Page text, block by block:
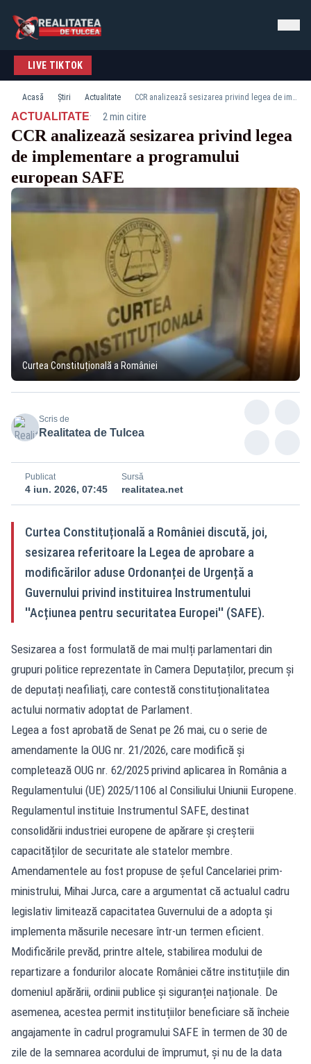
LIVE TIKTOK
Acasă Știri Actualitate CCR analizează sesizarea privind legea de implementare a programului european SAFE
ACTUALITATE· 2 min citire
CCR analizează sesizarea privind legea
de implementare a programului
european SAFE
Curtea Constituțională a României
Scris de
Realitatea de Tulcea
Publicat
4 iun. 2026, 07:45
Sursă
realitatea.net
Curtea Constituțională a României discută, joi,
sesizarea referitoare la Legea de aprobare a
modificărilor aduse Ordonanței de Urgență a
Guvernului privind instituirea Instrumentului
''Acțiunea pentru securitatea Europei'' (SAFE).
Sesizarea a fost formulată de mai mulți parlamentari din
grupuri politice reprezentate în Camera Deputaților, precum și
de deputați neafiliați, care contestă constituționalitatea
actului normativ adoptat de Parlament.
Legea a fost aprobată de Senat pe 26 mai, cu o serie de
amendamente la OUG nr. 21/2026, care modifică și
completează OUG nr. 62/2025 privind aplicarea în România a
Regulamentului (UE) 2025/1106 al Consiliului Uniunii Europene.
Regulamentul instituie Instrumentul SAFE, destinat
consolidării industriei europene de apărare și creșterii
capacităților de securitate ale statelor membre.
Amendamentele au fost propuse de șeful Cancelariei prim-
ministrului, Mihai Jurca, care a argumentat că actualul cadru
legislativ limitează capacitatea Guvernului de a adopta și
implementa măsurile necesare într-un termen eficient.
Modificările prevăd, printre altele, stabilirea modului de
repartizare a fondurilor alocate României către instituțiile din
domeniul apărării, ordinii publice și siguranței naționale. De
asemenea, acestea permit instituțiilor beneficiare să încheie
angajamente în cadrul programului SAFE în termen de 30 de
zile de la semnarea acordului de împrumut, și nu de la data